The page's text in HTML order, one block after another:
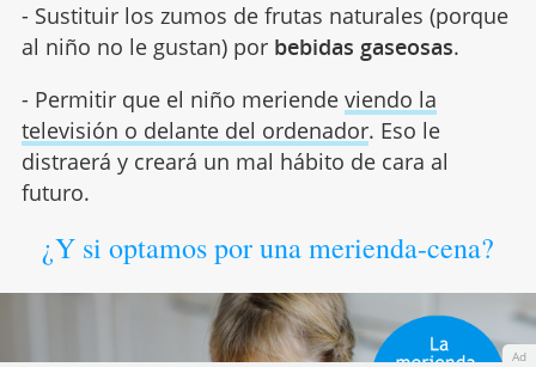
- Sustituir los zumos de frutas naturales (porque
al niño no le gustan) por bebidas gaseosas.
- Permitir que el niño meriende viendo la
televisión o delante del ordenador. Eso le
distraerá y creará un mal hábito de cara al
futuro.
¿Y si optamos por una merienda-cena?
Ad